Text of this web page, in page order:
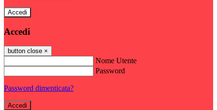
Accedi
Accedi
button close ×
Nome Utente
Password
Password dimenticata?